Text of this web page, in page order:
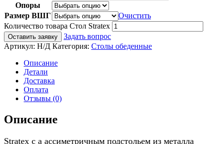
Опоры
Размер ВШГ
Очистить
Количество товара Стол Stratex
Оставить заявку
Задать вопрос
Артикул: Н/Д Категория: Столы обеденные
Описание
Детали
Доставка
Оплата
Отзывы (0)
Описание
Stratex c а ассиметричным подстольем из металла